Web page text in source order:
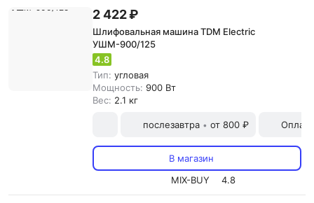
2 422 ₽
Шлифовальная машина TDM Electric
УШМ-900/125
4.8
Тип: угловая
Мощность: 900 Вт
Вес: 2.1 кг
послезавтра • от 800 ₽
В магазин
MIX-BUY
4.8